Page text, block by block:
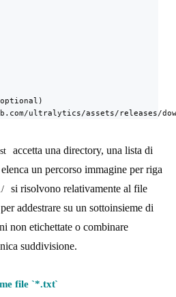
ultralytics/assets/releases/
accetta una directory, una lista di
un percorso immagine per riga
./ si risolvono relativamente al file
addestrare su un sottoinsieme di
non etichettate o combinare
suddivisione.
file `*.txt`